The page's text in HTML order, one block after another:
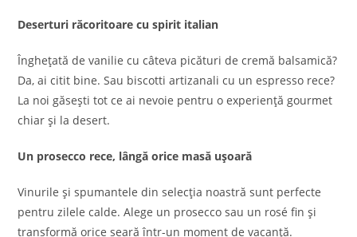
Deserturi răcoritoare cu spirit italian
Înghețată de vanilie cu câteva picături de cremă balsamică?
Da, ai citit bine. Sau biscotti artizanali cu un espresso rece?
La noi găsești tot ce ai nevoie pentru o experiență gourmet
chiar și la desert.
Un prosecco rece, lângă orice masă ușoară
Vinurile și spumantele din selecția noastră sunt perfecte
pentru zilele calde. Alege un prosecco sau un rosé fin și
transformă orice seară într-un moment de vacanță.